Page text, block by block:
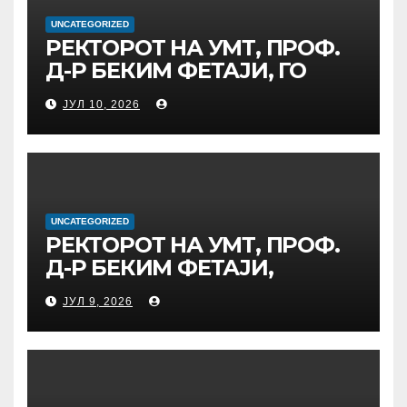
ДИГИТАЛНО
ОБРАЗОВАНИЕ И
ГЛОБАЛНО ГРАЃАНСТВО
UNCATEGORIZED
РЕКТОРОТ НА УМТ, ПРОФ.
Д-Р БЕКИМ ФЕТАЈИ, ГО
ПРЕЧЕКА НА ОФИЦИЈАЛНА
СРЕДБА ГЕНЕРАЛНИОТ
ДИРЕКТОР НА АД МЕПСО,
Д-Р БУРИМ ЛАТИФИ
ЈУЛ 10, 2026
UNCATEGORIZED
РЕКТОРОТ НА УМТ, ПРОФ.
Д-Р БЕКИМ ФЕТАЈИ,
ОДРЖА РАБОТНА СРЕДБА
СО ДИРЕКТОРОТ ОД
УНИВЕРЗИТЕТОТ SUBÜ ОД
ТУРЦИЈА, ВОНР. ПРОФ. Д-Р
ЈУЛ 9, 2026